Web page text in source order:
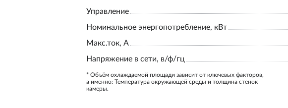
Управление
Номинальное энергопотребление, кВт
Макс.ток, А
Напряжение в сети, в/ф/гц
* Объём охлаждаемой площади зависит от ключевых факторов,
а именно: Температура окружающей среды и толщина стенок
камеры.